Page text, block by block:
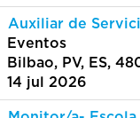
Auxiliar de
Eventos
Bilbao, PV, ES,
14 jul 2026